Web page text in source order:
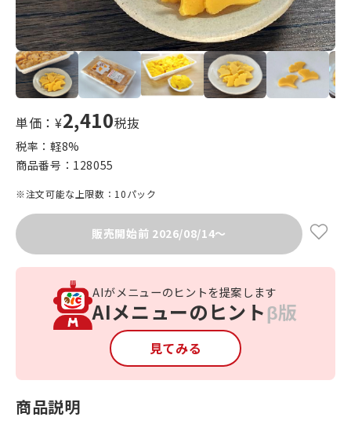
単価：¥2,410税抜
税率：軽8%
商品番号： 128055
※注文可能な上限数：10パック
販売開始前 2026/08/14～
AIがメニューのヒントを提案します
AIメニューのヒントβ版
見てみる
商品説明